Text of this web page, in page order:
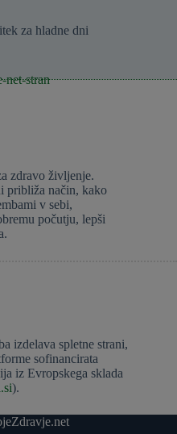
za hladne dni
zdravo življenje.
približa način, kako
v sebi,
počutju, lepši
izdelava spletne strani,
sofinancirata
iz Evropskega sklada
).